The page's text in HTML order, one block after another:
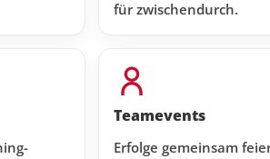
für zwischendurch.
Teamevents
Erfolge gemeinsam